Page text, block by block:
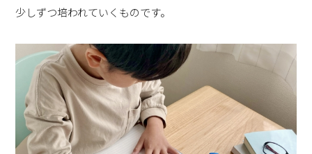
少しずつ培われていくものです。